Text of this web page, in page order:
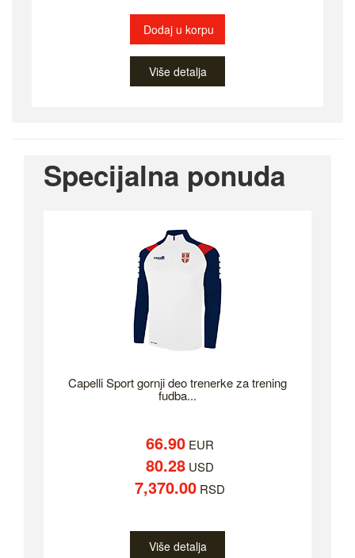
Dodaj u korpu
Više detalja
Specijalna ponuda
Capelli Sport gornji deo trenerke za trening
fudba...
66.90EUR
80.28USD
7,370.00RSD
Više detalja